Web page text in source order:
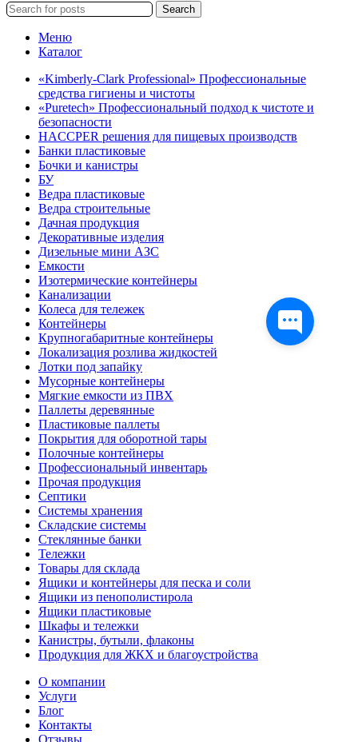
Search
Меню
Каталог
«Kimberly-Clark Professional» Профессиональные
средства гигиены и чистоты
«Puretech» Профессиональный подход к чистоте и
безопасности
HACCPER решения для пищевых производств
Банки пластиковые
Бочки и канистры
БУ
Ведра пластиковые
Ведра строительные
Дачная продукция
Декоративные изделия
Дизельные мини АЗС
Емкости
Изотермические контейнеры
Канализации
Колеса для тележек
Контейнеры
Крупногабаритные контейнеры
Локализация розлива жидкостей
Лотки под запайку
Мусорные контейнеры
Мягкие емкости из ПВХ
Паллеты деревянные
Пластиковые паллеты
Покрытия для оборотной тары
Полочные контейнеры
Профессиональный инвентарь
Прочая продукция
Септики
Системы хранения
Складские системы
Стеклянные банки
Тележки
Товары для склада
Ящики и контейнеры для песка и соли
Ящики из пенополистирола
Ящики пластиковые
Шкафы и тележки
Канистры, бутыли, флаконы
Продукция для ЖКХ и благоустройства
О компании
Услуги
Блог
Контакты
Отзывы